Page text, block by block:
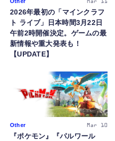
Mar 11
2026年最初の「マインクラフ
ト ライブ」日本時間3月22日
午前2時開催決定。ゲームの最
新情報や重大発表も！
【UPDATE】
Other Mar 10
『ポケモン』『パルワール